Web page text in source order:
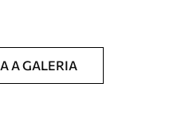
de parede.
de parede
A GALERIA